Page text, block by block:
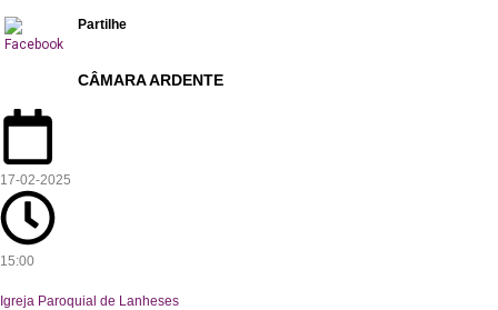
Partilhe
CÂMARA ARDENTE
17-02-2025
15:00
Igreja Paroquial de Lanheses